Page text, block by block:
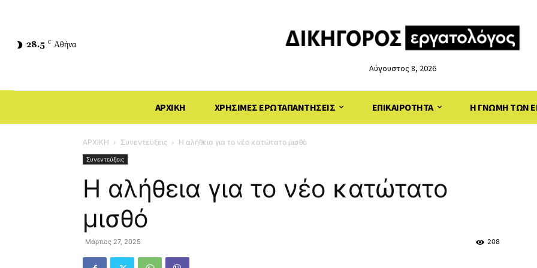
28.5 C Αθήνα
Αύγουστος 8, 2026
ΑΡΧΙΚΗ ΧΡΗΣΙΜΕΣ ΕΡΩΤΑΠΑΝΤΗΣΕΙΣ ΕΠΙΚΑΙΡΟΤΗΤΑ Η ΓΝΩΜΗ ΤΩΝ
ΑΡΧΙΚΗ Συνεντεύξεις Η αλήθεια για το νέο κατώτατο μισθό
Συνεντεύξεις
Η αλήθεια για το νέο κατώτατο
μισθό
Μάρτιος 27, 2025 208